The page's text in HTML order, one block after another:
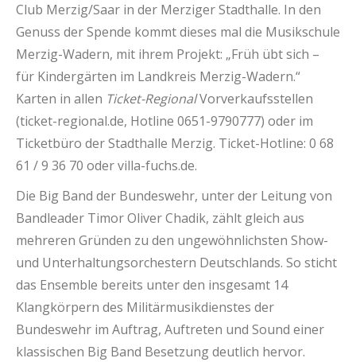
Club Merzig/Saar in der Merziger Stadthalle. In den
Genuss der Spende kommt dieses mal die Musikschule
Merzig-Wadern, mit ihrem Projekt: „Früh übt sich –
für Kindergärten im Landkreis Merzig-Wadern.“
Karten in allen Ticket-RegionalVorverkaufsstellen
(ticket-regional.de, Hotline 0651-9790777) oder im
Ticketbüro der Stadthalle Merzig. Ticket-Hotline: 0 68
61 / 9 36 70 oder villa-fuchs.de.
Die Big Band der Bundeswehr, unter der Leitung von
Bandleader Timor Oliver Chadik, zählt gleich aus
mehreren Gründen zu den ungewöhnlichsten Show-
und Unterhaltungsorchestern Deutschlands. So sticht
das Ensemble bereits unter den insgesamt 14
Klangkörpern des Militärmusikdienstes der
Bundeswehr im Auftrag, Auftreten und Sound einer
klassischen Big Band Besetzung deutlich hervor.